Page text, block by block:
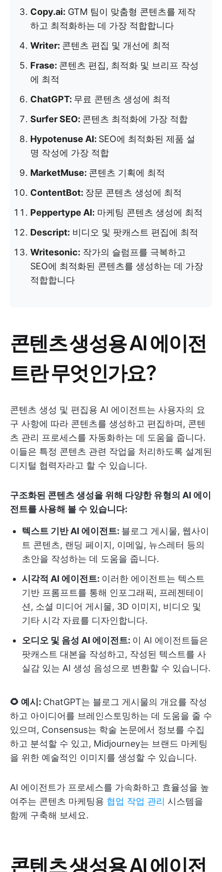
Copy.ai: GTM 팀이 맞춤형 콘텐츠를 제작
하고 최적화하는 데 가장 적합합니다
Writer: 콘텐츠 편집 및 개선에 최적
Frase: 콘텐츠 편집, 최적화 및 브리프 작성
에 최적
ChatGPT: 무료 콘텐츠 생성에 최적
Surfer SEO: 콘텐츠 최적화에 가장 적합
Hypotenuse AI: SEO에 최적화된 제품 설
명 작성에 가장 적합
MarketMuse: 콘텐츠 기획에 최적
ContentBot: 장문 콘텐츠 생성에 최적
Peppertype AI: 마케팅 콘텐츠 생성에 최적
Descript: 비디오 및 팟캐스트 편집에 최적
Writesonic: 작가의 슬럼프를 극복하고
SEO에 최적화된 콘텐츠를 생성하는 데 가장
적합합니다
콘텐츠 생성용 AI 에이전
트란 무엇인가요?
콘텐츠 생성 및 편집용 AI 에이전트는 사용자의 요
구 사항에 따라 콘텐츠를 생성하고 편집하며, 콘텐
츠 관리 프로세스를 자동화하는 데 도움을 줍니다.
이들은 특정 콘텐츠 관련 작업을 처리하도록 설계된
디지털 협력자라고 할 수 있습니다.
구조화된 콘텐츠 생성을 위해 다양한 유형의 AI 에이
전트를 사용해 볼 수 있습니다:
텍스트 기반 AI 에이전트: 블로그 게시물, 웹사이
트 콘텐츠, 랜딩 페이지, 이메일, 뉴스레터 등의
초안을 작성하는 데 도움을 줍니다.
시각적 AI 에이전트: 이러한 에이전트는 텍스트
기반 프롬프트를 통해 인포그래픽, 프레젠테이
션, 소셜 미디어 게시물, 3D 이미지, 비디오 및
기타 시각 자료를 디자인합니다.
오디오 및 음성 AI 에이전트: 이 AI 에이전트들은
팟캐스트 대본을 작성하고, 작성된 텍스트를 사
실감 있는 AI 생성 음성으로 변환할 수 있습니다.
🌻 예시: ChatGPT는 블로그 게시물의 개요를 작성
하고 아이디어를 브레인스토밍하는 데 도움을 줄 수
있으며, Consensus는 학술 논문에서 정보를 수집
하고 분석할 수 있고, Midjourney는 브랜드 마케팅
을 위한 예술적인 이미지를 생성할 수 있습니다.
AI 에이전트가 프로세스를 가속화하고 효율성을 높
여주는 콘텐츠 마케팅용 협업 작업 관리 시스템을
함께 구축해 보세요.
콘텐츠 생성용 AI 에이전